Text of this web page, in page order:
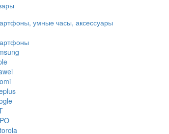
умные часы, аксессуары